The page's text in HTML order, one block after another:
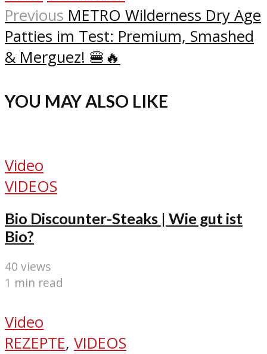
Previous METRO Wilderness Dry Age
Patties im Test: Premium, Smashed
& Merguez! 🍔🔥
YOU MAY ALSO LIKE
Video
VIDEOS
Bio Discounter-Steaks | Wie gut ist
Bio?
40 views
1 min read
Video
REZEPTE, VIDEOS